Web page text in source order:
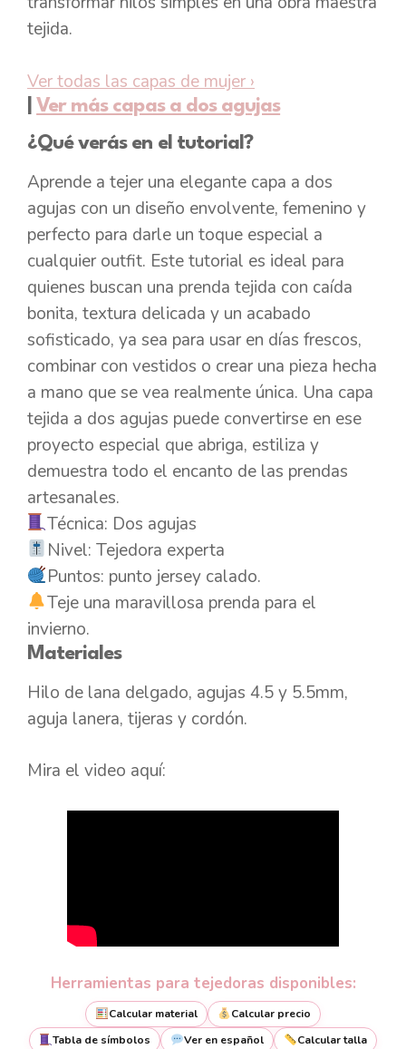
tejida.
Ver todas las capas de mujer ›
|Ver más capas a dos agujas
¿Qué verás en el tutorial?
Aprende a tejer una elegante capa a dos
agujas con un diseño envolvente, femenino y
perfecto para darle un toque especial a
cualquier outfit. Este tutorial es ideal para
quienes buscan una prenda tejida con caída
bonita, textura delicada y un acabado
sofisticado, ya sea para usar en días frescos,
combinar con vestidos o crear una pieza hecha
a mano que se vea realmente única. Una capa
tejida a dos agujas puede convertirse en ese
proyecto especial que abriga, estiliza y
demuestra todo el encanto de las prendas
artesanales.
Técnica: Dos agujas
Nivel: Tejedora experta
Puntos: punto jersey calado.
Teje una maravillosa prenda para el
invierno.
Materiales
Hilo de lana delgado, agujas 4.5 y 5.5mm,
aguja lanera, tijeras y cordón.
Mira el video aquí:
Herramientas para tejedoras disponibles:
Calcular material
Calcular precio
Tabla de símbolos
Ver en español
Calcular talla